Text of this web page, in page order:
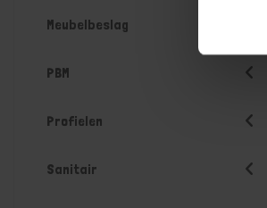
Meubelbeslag
PBM
Profielen
Sanitair